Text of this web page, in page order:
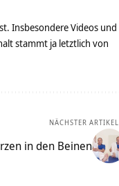
Insbesondere Videos und
stammt ja letztlich von
NÄCHSTER ARTIKEL
in den Beinen